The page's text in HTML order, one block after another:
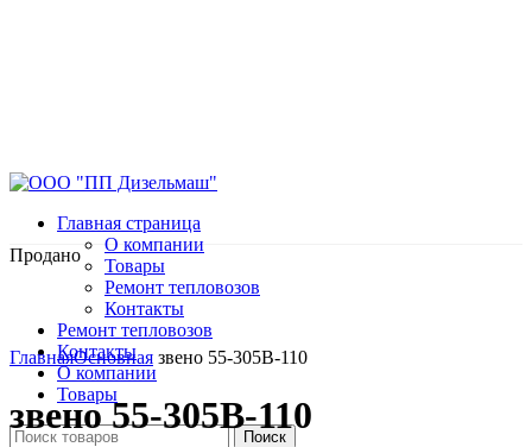
Главная страница
О компании
Товары
Ремонт тепловозов
Контакты
Ремонт тепловозов
Контакты
О компании
Товары
Поиск
Продано
Нажмите, чтобы увеличить
ГлавнаяОсновная звено 55-305В-110
звено 55-305В-110